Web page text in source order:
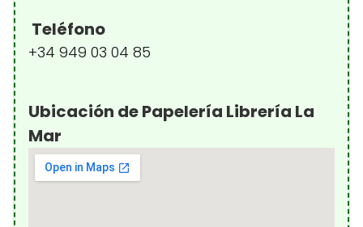
Teléfono
+34 949 03 04 85
Ubicación de Papelería Librería La
Mar